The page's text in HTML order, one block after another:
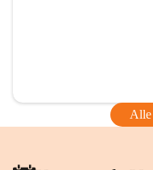
Alle